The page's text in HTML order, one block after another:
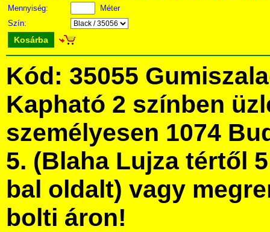
Mennyiség:
Méter
Szín:
Kosárba
Kód: 35055
Kapható 2 színben
személyesen 1074
5. (Blaha Lujza tértől
bal oldalt) vagy
bolti áron!